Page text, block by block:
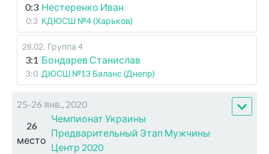
0:3 Нестеренко Иван
0:3 КДЮСШ №4 (Харьков)
28.02. Группа 4
3:1 Бондарев Станислав
3:0 ДЮСШ №13 Баланс (Днепр)
25-26 янв., 2020
26
место
Чемпионат Украины
Предварительный Этап Мужчины
Центр 2020